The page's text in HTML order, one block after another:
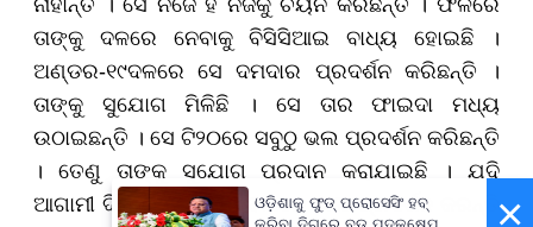
ତାଙ୍କୁ ଦଳରେ ନେବାକୁ ବିସିସିଆଇ ବାଧ୍ୟ ହୋଇଛି ।
ଅଣ୍ଡର-୧୯ଦଳରେ ସେ ଦମଦାର ପ୍ରଦର୍ଶନ କରିଛନ୍ତି ।
ତାଙ୍କୁ ସୁଯୋଗ ମିଳିଛି । ସେ ତାର ଫାଇଦା ମଧ୍ୟ
ଉଠାଇଛନ୍ତି । ସେ ଟି୨୦ରେ ସବୁଠୁ ଭଲ ପ୍ରଦର୍ଶନ କରିଛନ୍ତି
। ତେଣୁ ତାଙ୍କୁ ସୁଯୋଗ ପ୍ରଦାନ କରାଯାଇଛି । ଯଦି
ଆଗାମୀ ଦିନରେ ସେ ରେଡ୍ ବଲରେ ଭଲ ପ୍ରଦର୍ଶନ କରନ୍ତି ×
ଓଡ଼ିଶାକୁ ଫୁଡ୍ ପ୍ରୋସେସିଂ ହବ୍